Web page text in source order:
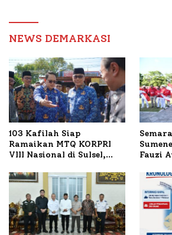
NEWS DEMARKASI
103 Kafilah Siap
Ramaikan MTQ KORPRI
VIII Nasional di Sulsel,
Fauzi